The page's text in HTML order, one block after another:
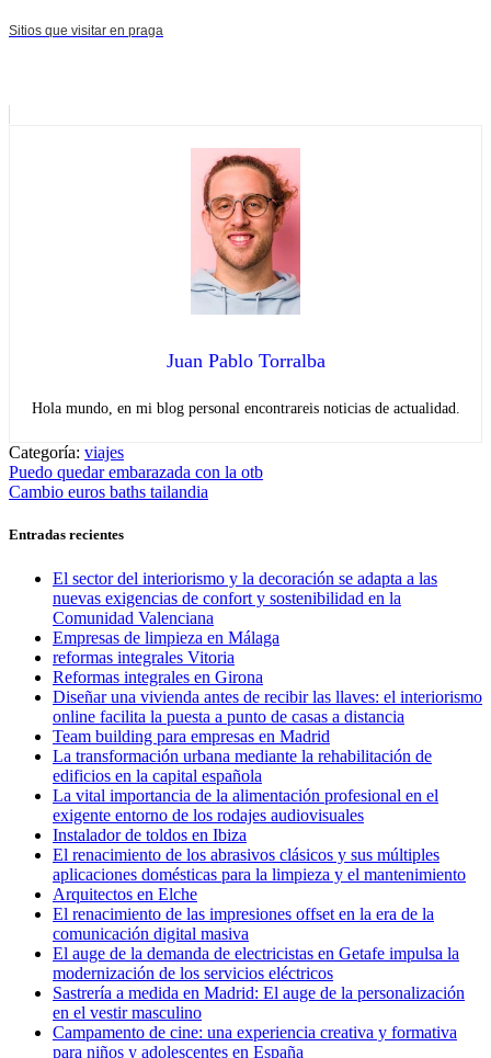
Sitios que visitar en praga
Juan Pablo Torralba
Hola mundo, en mi blog personal encontrareis noticias de actualidad.
Categoría: viajes
Navegación
de
entradas
Entrada
anterior:
Puedo quedar embarazada con la otb
Entrada
Cambio euros baths tailandia
Entradas recientes
El sector del interiorismo y la decoración se adapta a las
nuevas exigencias de confort y sostenibilidad en la
Comunidad Valenciana
Empresas de limpieza en Málaga
reformas integrales Vitoria
Reformas integrales en Girona
Diseñar una vivienda antes de recibir las llaves: el interiorismo
online facilita la puesta a punto de casas a distancia
Team building para empresas en Madrid
La transformación urbana mediante la rehabilitación de
edificios en la capital española
La vital importancia de la alimentación profesional en el
exigente entorno de los rodajes audiovisuales
Instalador de toldos en Ibiza
El renacimiento de los abrasivos clásicos y sus múltiples
aplicaciones domésticas para la limpieza y el mantenimiento
Arquitectos en Elche
El renacimiento de las impresiones offset en la era de la
comunicación digital masiva
El auge de la demanda de electricistas en Getafe impulsa la
modernización de los servicios eléctricos
Sastrería a medida en Madrid: El auge de la personalización
en el vestir masculino
Campamento de cine: una experiencia creativa y formativa
para niños y adolescentes en España